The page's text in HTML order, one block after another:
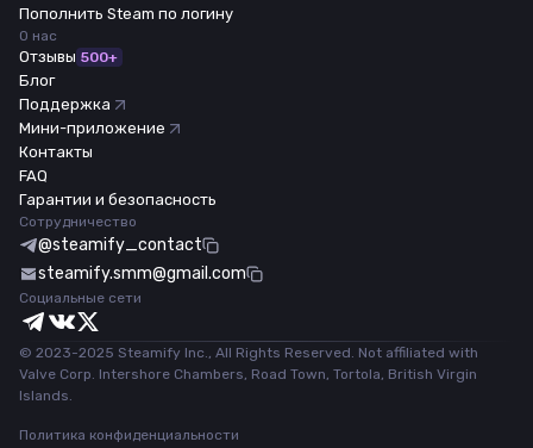
Пополнить Steam по логину
О нас
Отзывы 500+
Блог
Поддержка
Мини-приложение
Контакты
FAQ
Гарантии и безопасность
Сотрудничество
@steamify_contact
steamify.smm@gmail.com
Социальные сети
© 2023-2025 Steamify Inc., All Rights Reserved. Not affiliated with
Valve Corp. Intershore Chambers, Road Town, Tortola, British Virgin
Islands.
Политика конфиденциальности